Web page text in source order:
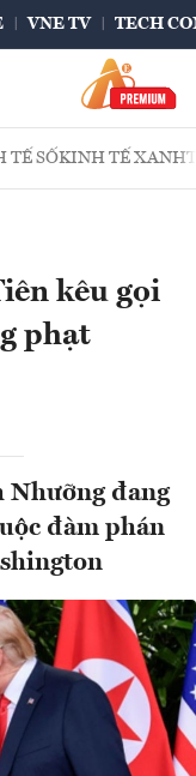
VNE TV TECH
TẾ SỐKINH TẾ XANH
kêu gọi
phạt
Nhưỡng đang
đàm phán